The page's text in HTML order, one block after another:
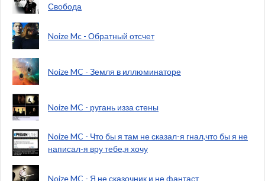
Свобода
Noize Mc - Обратный отсчет
Noize MC - Земля в иллюминаторе
Noize MC - ругань изза стены
Noize MC - Что бы я там не сказал-я гнал,что бы я не
написал-я вру тебе,я хочу
Noize MC - Я не сказочник и не фантаст